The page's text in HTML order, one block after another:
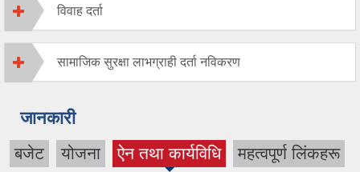
विवाह दर्ता
सामाजिक सुरक्षा लाभग्राही दर्ता नविकरण
जानकारी
बजेट योजना ऐन तथा कार्यविधि
(active tab) महत्वपूर्ण लिंकहरू